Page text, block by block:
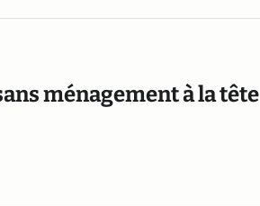
ménagement à la tête